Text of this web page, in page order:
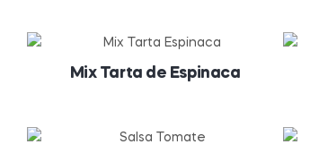
Mix Tarta de Espinaca